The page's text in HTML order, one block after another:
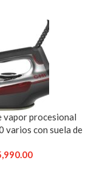
vapor procesional
varios con suela de
agujeros de vapor